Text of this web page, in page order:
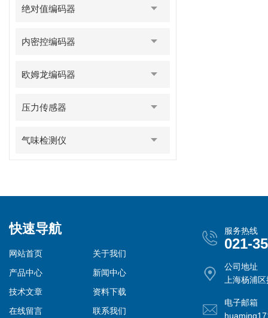
绝对值编码器
内密控编码器
欧姆龙编码器
压力传感器
气味检测仪
快速导航
网站首页
关于我们
产品中心
新闻中心
技术文章
资料下载
在线留言
联系我们
服务热线
021-
公司地址
上海杨浦
电子邮箱